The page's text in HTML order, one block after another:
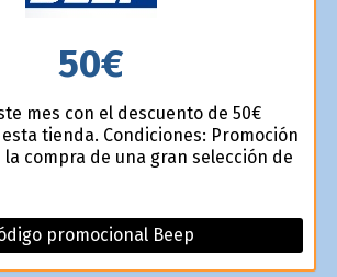
50€
mes con el descuento de 50€
tienda. Condiciones: Promoción
compra de una gran selección de
promocional Beep